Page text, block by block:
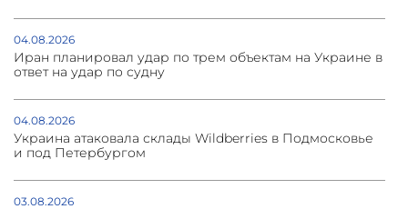
04.08.2026
Иран планировал удар по трем объектам на Украине в
ответ на удар по судну
04.08.2026
Украина атаковала склады Wildberries в Подмосковье
и под Петербургом
03.08.2026